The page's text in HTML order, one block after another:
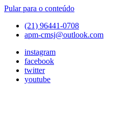
Pular para o conteúdo
(21) 96441-0708
apm-cmsj@outlook.com
instagram
facebook
twitter
youtube